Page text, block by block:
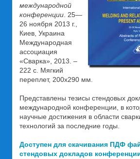
международной
конференции . 25—
26 ноября 2013 г.,
Киев, Украина
Международная
ассоциация
«Сварка», 2013. –
222 с. Мягкий
переплет, 200х290 мм.
Представлены тезисы стендовых
международной конференции, в
научные достижения в области
технологий за последние годы.
Доступен для скачивания ПДФ
стендовых докладов